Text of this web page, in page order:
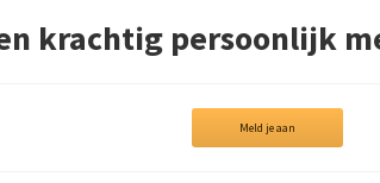
krachtig persoonlijk
Meld je aan